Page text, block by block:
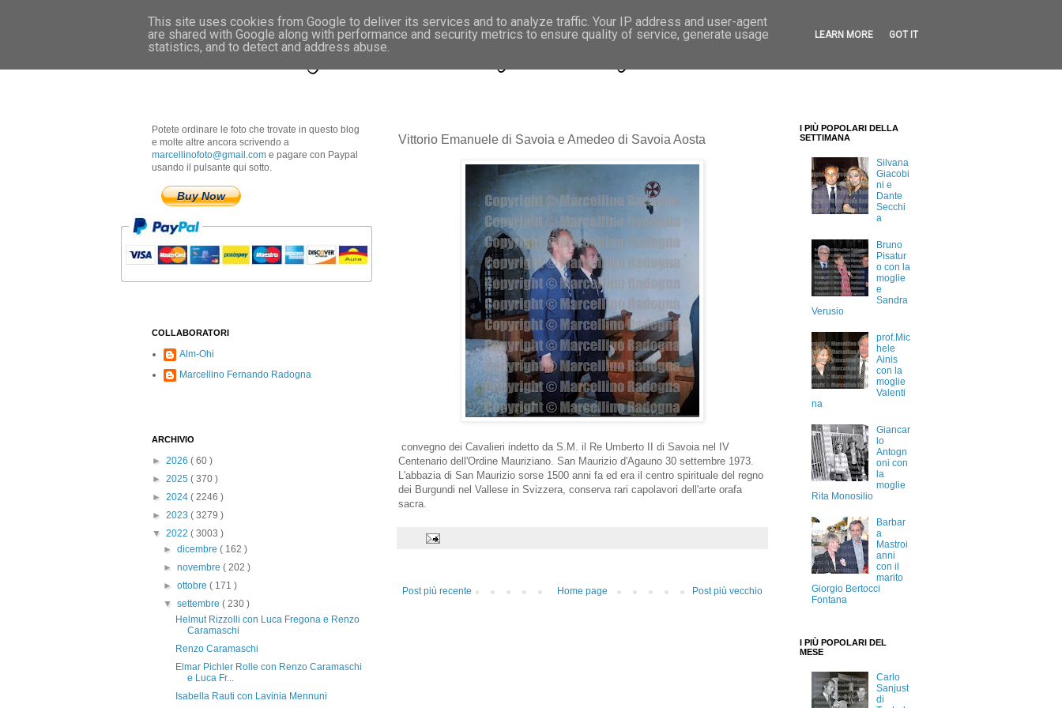
Marcellino Radogna - Fotonotizie per la stampa
Vittorio Emanuele di Savoia e Amedeo di Savoia Aosta
convegno dei Cavalieri indetto da S.M. il Re Umberto II di Savoia nel IV
Centenario dell'Ordine Mauriziano. San Maurizio d'Agauno 30 settembre 1973.
L'abbazia di San Maurizio sorse 1500 anni fa ed era il centro spirituale del regno
dei Burgundi nel Vallese in Svizzera, conserva rari capolavori dell'arte orafa
sacra.
Post più recente Post più vecchio
Home page
Potete ordinare le foto che trovate in questo blog
e molte altre ancora scrivendo a
marcellinofoto@gmail.com e pagare con Paypal
usando il pulsante qui sotto.
Buy Now
COLLABORATORI
Alm-Ohi
Marcellino Fernando Radogna
ARCHIVIO
► 2026 ( 60 )
► 2025 ( 370 )
► 2024 ( 2246 )
► 2023 ( 3279 )
▼ 2022 ( 3003 )
►dicembre( 162 )
►novembre( 202 )
►ottobre( 171 )
▼settembre( 230 )
Helmut Rizzolli con Luca Fregona e Renzo
Caramaschi
Renzo Caramaschi
Elmar Pichler Rolle con Renzo Caramaschi
e Luca Fr...
Isabella Rauti con Lavinia Mennuni
I PIÙ POPOLARI DELLA
SETTIMANA
Silvana
Giacobi
ni e
Dante
Secchi
a
Bruno
Pisatur
o con la
moglie
e
Sandra
Verusio
prof.Mic
hele
Ainis
con la
moglie
Valenti
na
Giancar
lo
Antogn
oni con
la
moglie
Rita Monosilio
Barbar
a
Mastroi
anni
con il
marito
Giorgio Bertocci
Fontana
I PIÙ POPOLARI DEL
MESE
Carlo
Sanjust
di
This site uses cookies from Google to deliver its services and to analyze traffic. Your IP address and user-agent
are shared with Google along with performance and security metrics to ensure quality of service, generate usage
statistics, and to detect and address abuse.
LEARN MORE GOT IT